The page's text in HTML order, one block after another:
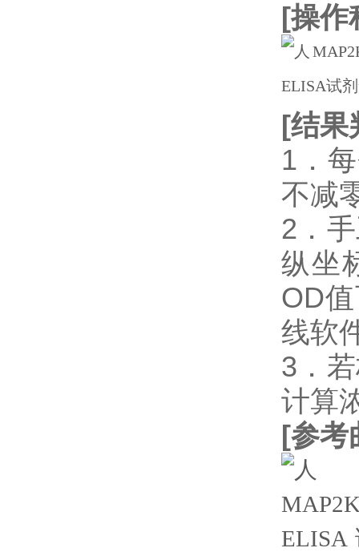
[操作
[结果
1．
不减
2．
纵坐
OD
线软
3．
计算
[参考